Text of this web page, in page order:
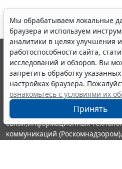
Мы обрабатываем локальные
браузера и используем
аналитики в целях улучшения
работоспособности сайта,
исследований и обзоров. Вы
запретить обработку
настройках браузера.
ознакомьтесь с условиями их
Принять
© ООО "НПП "ГАРАНТ-СЕРВИС",
выпускается с 1990 года.
являются участниками
информации ГАРАНТ.
Портал ГАРАНТ.РУ
издания Федеральной службой
связи,информационных
коммуникаций